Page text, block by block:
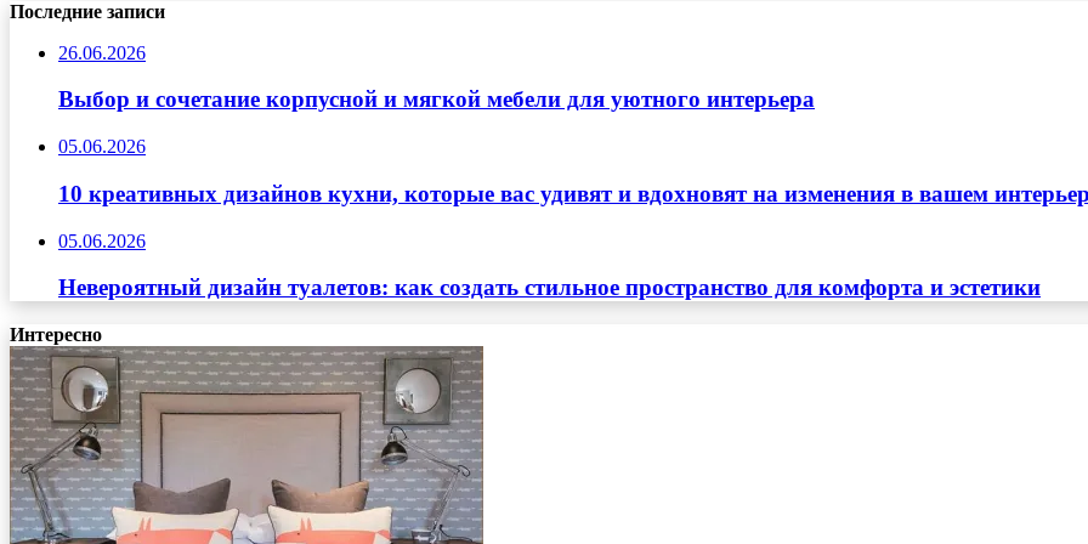
Последние записи
26.06.2026
Выбор и сочетание корпусной и мягкой мебели для уютного интерьера
05.06.2026
10 креативных дизайнов кухни, которые вас удивят и вдохновят на изменения в вашем
05.06.2026
Невероятный дизайн туалетов: как создать стильное пространство для комфорта и эстетики
Интересно